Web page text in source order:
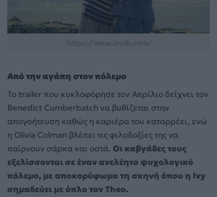
Από την αγάπη στον πόλεμο
Το trailer που κυκλοφόρησε τον Απρίλιο δείχνει τον
Benedict Cumberbatch να βυθίζεται στην
απογοήτευση καθώς η καριέρα του καταρρέει, ενώ
η Olivia Colman βλέπει τις φιλοδοξίες της να
παίρνουν σάρκα και οστά. Οι καβγάδες τους
εξελίσσονται σε έναν ανελέητο ψυχολογικό
πόλεμο, με αποκορύφωμα τη σκηνή όπου η Ivy
σημαδεύει με όπλο τον Theo.